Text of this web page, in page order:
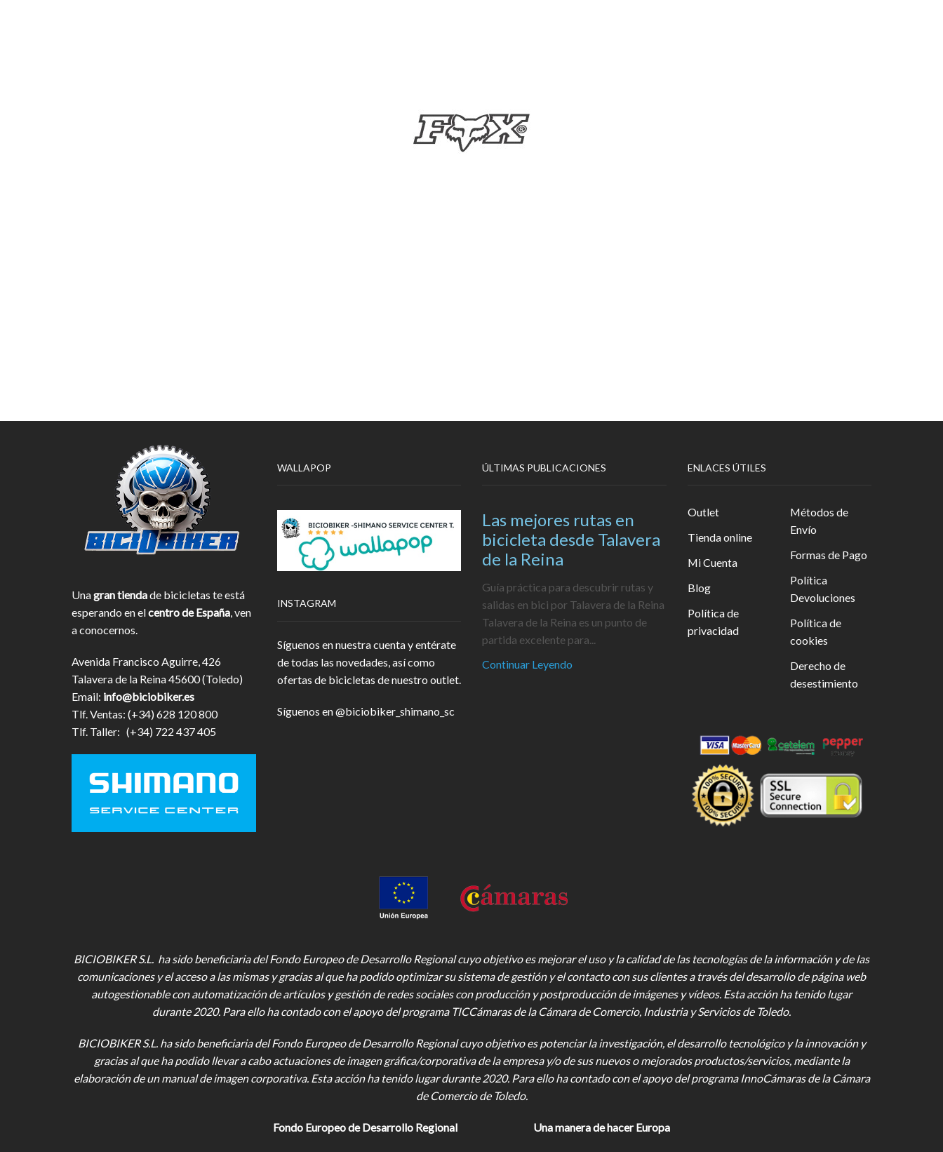
Unagran tiendade bicicletas te está
esperando en elcentro de España, ven
a conocernos.
Avenida Francisco Aguirre, 426
Talavera de la Reina 45600 (Toledo)
Email: info@biciobiker.es
Tlf. Ventas: (+34) 628 120 800
Tlf. Taller: (+34) 722 437 405
WALLAPOP
INSTAGRAM
Síguenos en nuestra cuenta y entérate
de todas las novedades, así como
ofertas de bicicletas de nuestro outlet.
Síguenos en@biciobiker_shimano_sc
ÚLTIMAS PUBLICACIONES
Las mejores rutas en
bicicleta desde Talavera
de la Reina
Guía práctica para descubrir rutas y
salidas en bici por Talavera de la Reina
Talavera de la Reina es un punto de
partida excelente para...
Continuar Leyendo
ENLACES ÚTILES
Outlet
Tienda online
Mi Cuenta
Blog
Política de
privacidad
Métodos de
Envío
Formas de Pago
Política
Devoluciones
Política de
cookies
Derecho de
desestimiento
BICIOBIKER S.L. ha sido beneficiaria del Fondo Europeo de Desarrollo Regional cuyo objetivo es mejorar el uso y la calidad de las tecnologías de la información y de las
comunicaciones y el acceso a las mismas y gracias al que ha podido optimizar su sistema de gestión y el contacto con sus clientes a través del desarrollo de página web
autogestionable con automatización de artículos y gestión de redes sociales con producción y postproducción de imágenes y vídeos. Esta acción ha tenido lugar
durante 2020. Para ello ha contado con el apoyo del programa TICCámaras de la Cámara de Comercio, Industria y Servicios de Toledo.
BICIOBIKER S.L. ha sido beneficiaria del Fondo Europeo de Desarrollo Regional cuyo objetivo es potenciar la investigación, el desarrollo tecnológico y la innovación y
gracias al que ha podido llevar a cabo actuaciones de imagen gráfica/corporativa de la empresa y/o de sus nuevos o mejorados productos/servicios, mediante la
elaboración de un manual de imagen corporativa. Esta acción ha tenido lugar durante 2020. Para ello ha contado con el apoyo del programa InnoCámaras de la Cámara
de Comercio de Toledo.
Fondo Europeo de Desarrollo Regional Una manera de hacer Europa